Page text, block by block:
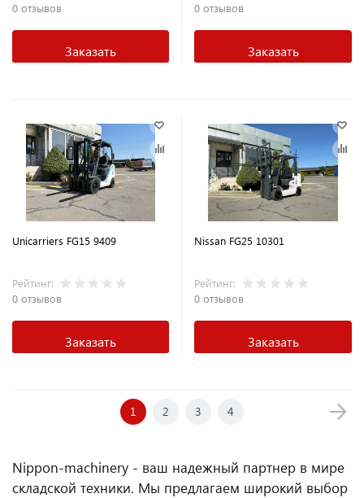
0 отзывов
Заказать
0 отзывов
Заказать
Unicarriers FG15 9409
Рейтинг:
0 отзывов
Заказать
Nissan FG25 10301
Рейтинг:
0 отзывов
Заказать
1 2 3 4
Nippon-machinery - ваш надежный партнер в мире
складской техники. Мы предлагаем широкий выбор